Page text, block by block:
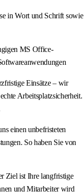
in Wort und Schrift sowie
MS Office-
Einsätze – wir
Arbeitsplatzsicherheit.
einen unbefristeten
So haben Sie von
Ziel ist Ihre langfristige
und Mitarbeiter wird